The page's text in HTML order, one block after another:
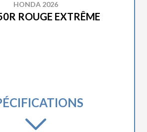
HONDA 2026
ROUGE EXTRÊME